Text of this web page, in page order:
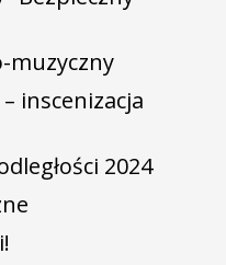
muzyczny
inscenizacja
2024